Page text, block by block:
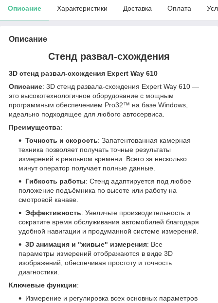
Описание Характеристики Доставка Оплата
Описание
Стенд развал-схождения
3D стенд развал-схождения Expert Way 610
Описание: 3D стенд развала-схождения Expert Way 610 —
это высокотехнологичное оборудование с мощным
программным обеспечением Pro32™ на базе Windows,
идеально подходящее для любого автосервиса.
Преимущества:
Точность и скорость: Запатентованная камерная
техника позволяет получать точные результаты
измерений в реальном времени. Всего за несколько
минут оператор получает полные данные.
Гибкость работы: Стенд адаптируется под любое
положение подъёмника по высоте или работу на
смотровой канаве.
Эффективность: Увеличьте производительность и
сократите время обслуживания автомобилей благодаря
удобной навигации и продуманной системе измерений.
3D анимация и "живые" измерения: Все
параметры измерений отображаются в виде 3D
изображений, обеспечивая простоту и точность
диагностики.
Ключевые функции:
Измерение и регулировка всех основных параметров